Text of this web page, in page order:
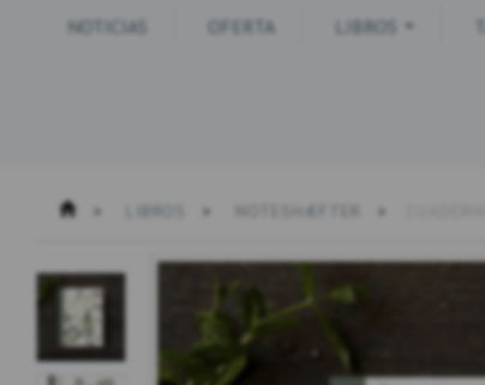
NOTICIAS OFERTA LIBROS
NOTESHÆFTER